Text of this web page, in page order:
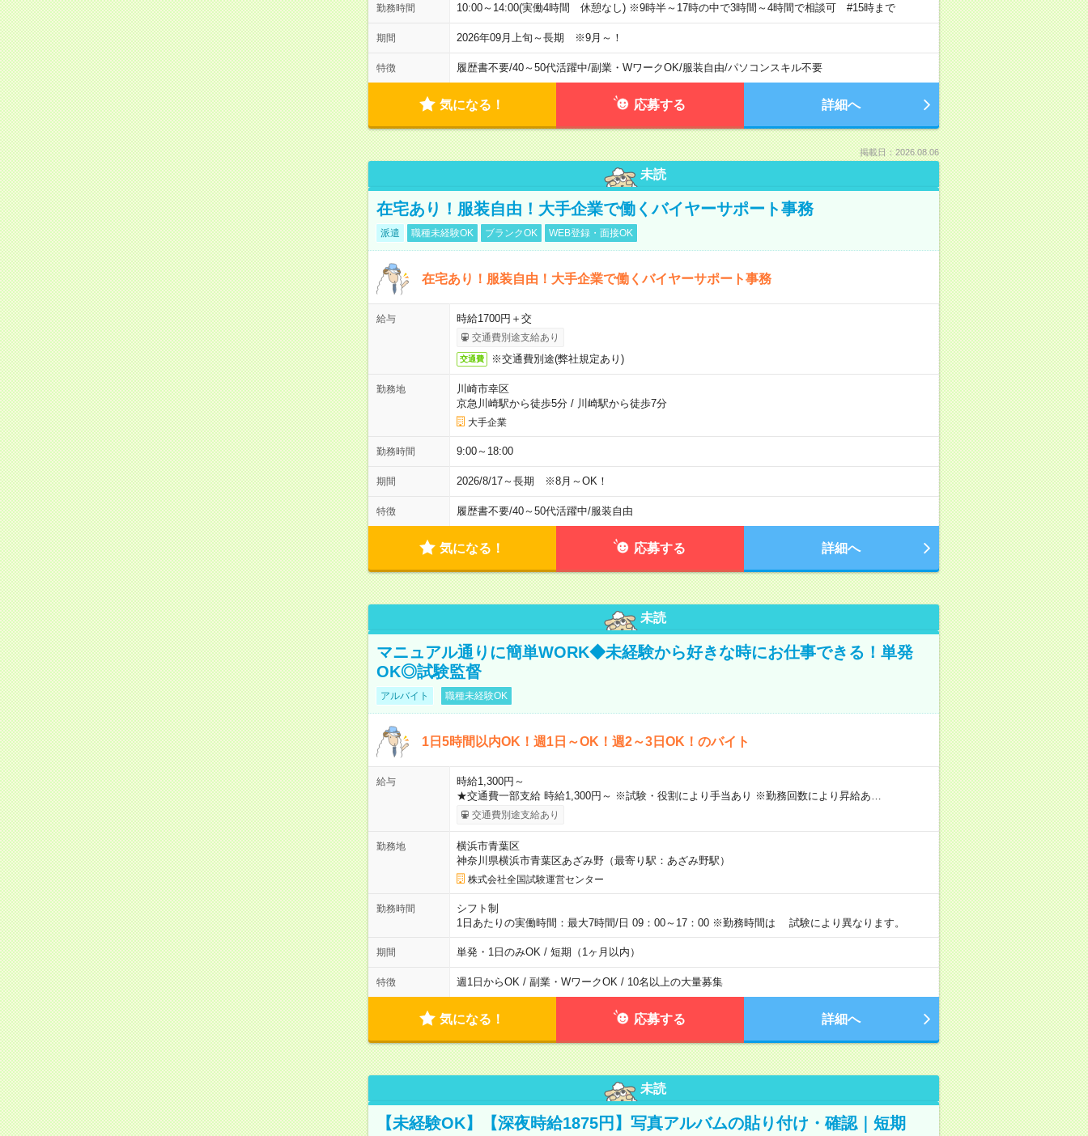
勤務時間 10:00～14:00(実働4時間 休憩なし) ※9時半～17時の中で3時間～4時間で相談可 #15時まで
期間 2026年09月上旬～長期 ※9月～！
特徴 履歴書不要/40～50代活躍中/副業・WワークOK/服装自由/パソコンスキル不要
気になる！ 応募する 詳細へ
掲載日：2026.08.06
未読
在宅あり！服装自由！大手企業で働くバイヤーサポート事務
派遣 職種未経験OK ブランクOK WEB登録・面接OK
在宅あり！服装自由！大手企業で働くバイヤーサポート事務
給与 時給1700円＋交
交通費別途支給あり
交通費 ※交通費別途(弊社規定あり)
勤務地
川崎市幸区
京急川崎駅から徒歩5分/ 川崎駅から徒歩7分
大手企業
勤務時間 9:00～18:00
期間 2026/8/17～長期 ※8月～OK！
特徴 履歴書不要/40～50代活躍中/服装自由
気になる！ 応募する 詳細へ
未読
マニュアル通りに簡単WORK◆未経験から好きな時にお仕事できる！単発
OK◎試験監督
アルバイト 職種未経験OK
1日5時間以内OK！週1日～OK！週2～3日OK！のバイト
給与
時給1,300円～
★交通費一部支給 時給1,300円～ ※試験・役割により手当あり ※勤務回数により昇給あ…
交通費別途支給あり
勤務地
横浜市青葉区
神奈川県横浜市青葉区あざみ野（最寄り駅：あざみ野駅）
株式会社全国試験運営センター
勤務時間
シフト制
1日あたりの実働時間：最大7時間/日 09：00～17：00 ※勤務時間は 試験により異なります。
期間 単発・1日のみOK / 短期（1ヶ月以内）
特徴 週1日からOK / 副業・WワークOK / 10名以上の大量募集
気になる！ 応募する 詳細へ
未読
【未経験OK】【深夜時給1875円】写真アルバムの貼り付け・確認｜短期